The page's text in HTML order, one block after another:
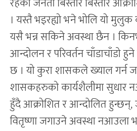
। यस्तै भइरह्यो भने भोलि यो मुलुक
यसै भन्न सकिने अवस्था छैन ।
आन्दोलन र परिवर्तन चाँडाचाँडो
छ । यो कुरा शासकले ख्याल गर्न
शासकहरुको कार्यशैलीमा सुधार
हुँदै आक्रोशित र आन्दोलित हुन्छन्,
वितृष्णा जगाउने अवस्था नआउला